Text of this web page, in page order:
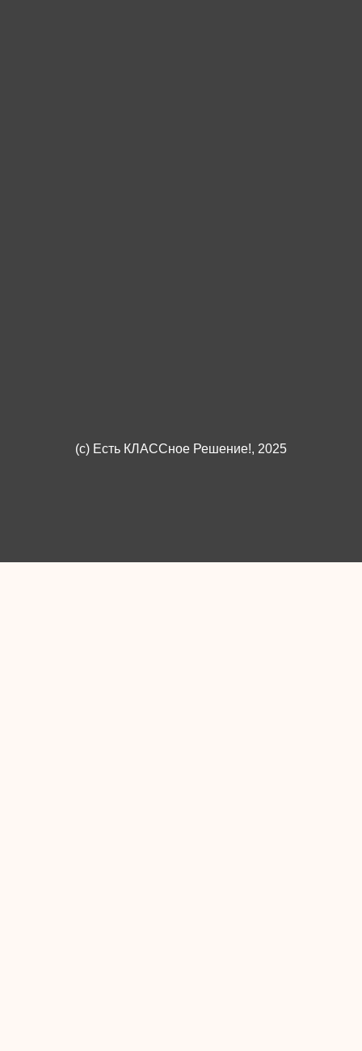
(c) Есть КЛАССное Решение!, 2025